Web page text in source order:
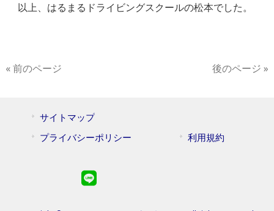
以上、はるまるドライビングスクールの松本でした。
« 前のページ 後のページ »
サイトマップ
プライバシーポリシー
利用規約